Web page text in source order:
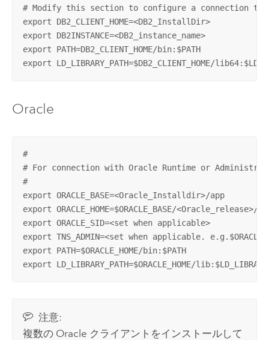
# Modify this section to configure a connection to
export DB2_CLIENT_HOME=<DB2_InstallDir>
export DB2INSTANCE=<DB2_instance_name>
export PATH=DB2_CLIENT_HOME/bin:$PATH
export LD_LIBRARY_PATH=$DB2_CLIENT_HOME/
Oracle
#
# For connection with Oracle Runtime or
#
export ORACLE_BASE=<Oracle_Installdir>/app
export ORACLE_HOME=$ORACLE_BASE/
export ORACLE_SID=<set when applicable>
export TNS_ADMIN=<set when applicable.
export PATH=$ORACLE_HOME/bin:$PATH
export LD_LIBRARY_PATH=$ORACLE_HOME/
注意:
複数の Oracle クライアントをインストールして